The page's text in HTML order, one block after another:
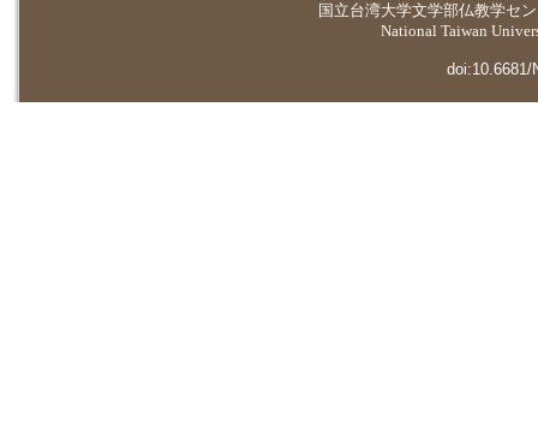
国立台湾大学文学部仏教学セ
National Taiwan
doi:10.6681/